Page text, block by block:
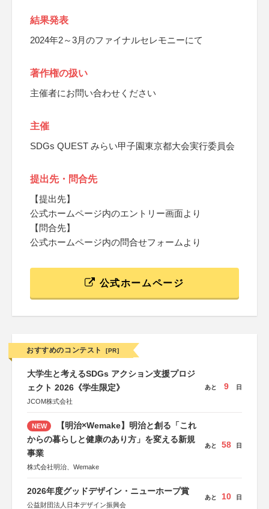
結果発表
2024年2～3月のファイナルセレモニーにて
著作権の扱い
主催者にお問い合わせください
主催
SDGs QUEST みらい甲子園東京都大会実行委員会
提出先・問合先
【提出先】
公式ホームページ内のエントリー画面より
【問合先】
公式ホームページ内の問合せフォームより
公式ホームページ
おすすめのコンテスト [PR]
大学生と考えるSDGs アクション支援プロジ
ェクト 2026《学生限定》
JCOM株式会社
あと 9 日
NEW
【明治×Wemake】明治と創る「これ
からの暮らしと健康のあり方」を変える新規
事業
株式会社明治、Wemake
あと 58 日
2026年度グッドデザイン・ニューホープ賞
公益財団法人日本デザイン振興会
あと 10 日